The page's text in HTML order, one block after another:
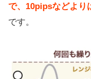
で、10pipsなどより
です。